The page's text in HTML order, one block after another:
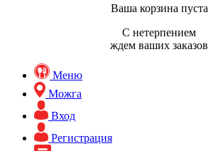
Ваша корзина пуста
С нетерпением
ждем ваших заказов
Меню
Можга
Вход
Регистрация